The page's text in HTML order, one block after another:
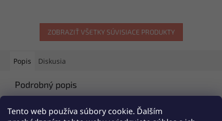
Tento web používa súbory cookie. Ďalším
ZOBRAZIŤ VŠETKY SÚVISIACE PRODUKTY
Popis Diskusia
Podrobný popis